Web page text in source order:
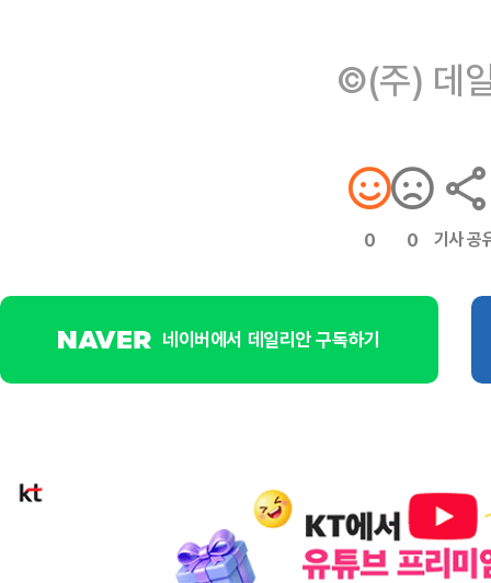
©(주) 데
0 0 기사 공
네이버에서 데일리안 구독하기